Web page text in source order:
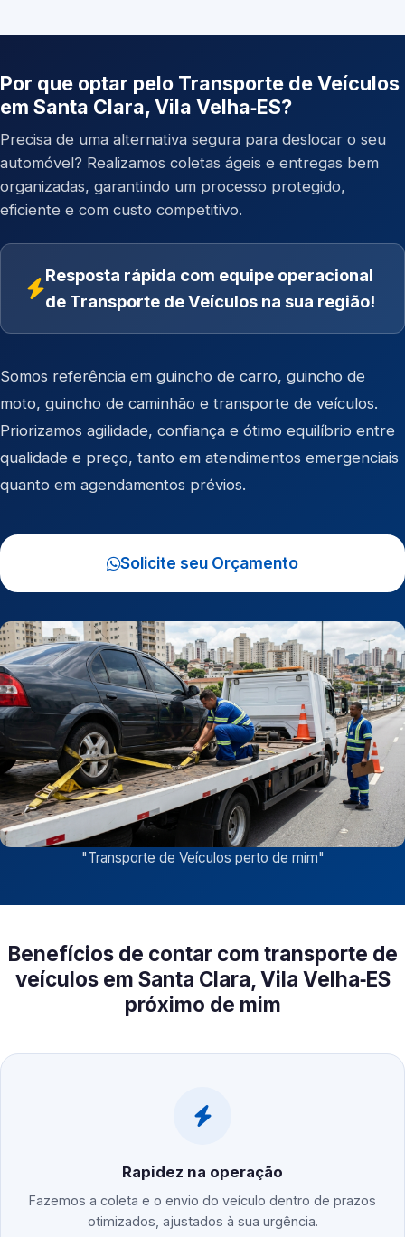
Por que optar pelo Transporte de Veículos
em Santa Clara, Vila Velha‑ES?
Precisa de uma alternativa segura para deslocar o seu
automóvel? Realizamos coletas ágeis e entregas bem
organizadas, garantindo um processo protegido,
eficiente e com custo competitivo.
Resposta rápida com equipe operacional
de Transporte de Veículos na sua região!
Somos referência em guincho de carro, guincho de
moto, guincho de caminhão e transporte de veículos.
Priorizamos agilidade, confiança e ótimo equilíbrio entre
qualidade e preço, tanto em atendimentos emergenciais
quanto em agendamentos prévios.
Solicite seu Orçamento
"Transporte de Veículos perto de mim"
Benefícios de contar com transporte de
veículos em Santa Clara, Vila Velha‑ES
próximo de mim
Rapidez na operação
Fazemos a coleta e o envio do veículo dentro de prazos
otimizados, ajustados à sua urgência.